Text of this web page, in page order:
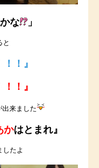
な 」
と
！』
！』
出来ました
かはとまれ』
したよ